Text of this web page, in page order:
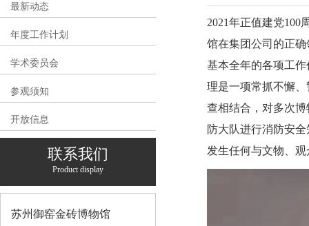
最新动态
年度工作计划
学术委员会
参观须知
开放信息
联系我们
Product display
苏州御窑金砖博物馆
2021年正值建党100
馆在集团公司的正
基本全年的各项工
理是一项常抓不懈
查相结合，对多次
防大队进行消防安
发生任何与文物、